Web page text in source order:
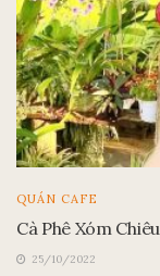
QUÁN CAFE
Cà Phê Xóm Chiêu
25/10/2022